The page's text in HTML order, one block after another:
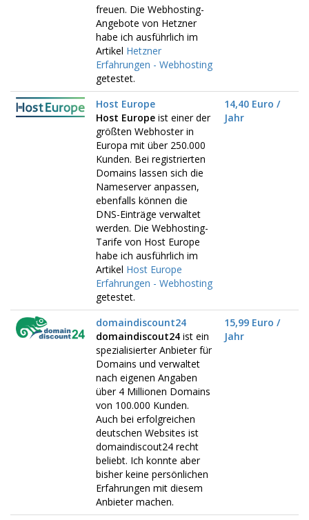
freuen. Die Webhosting-
Angebote von Hetzner
habe ich ausführlich im
Artikel Hetzner
Erfahrungen - Webhosting
getestet.
Host Europe
Host Europe ist einer der
größten Webhoster in
Europa mit über 250.000
Kunden. Bei registrierten
Domains lassen sich die
Nameserver anpassen,
ebenfalls können die
DNS-Einträge verwaltet
werden. Die Webhosting-
Tarife von Host Europe
habe ich ausführlich im
Artikel Host Europe
Erfahrungen - Webhosting
getestet.
14,40 Euro /
Jahr
domaindiscount24
domaindiscout24 ist ein
spezialisierter Anbieter für
Domains und verwaltet
nach eigenen Angaben
über 4 Millionen Domains
von 100.000 Kunden.
Auch bei erfolgreichen
deutschen Websites ist
domaindiscout24 recht
beliebt. Ich konnte aber
bisher keine persönlichen
Erfahrungen mit diesem
Anbieter machen.
15,99 Euro /
Jahr